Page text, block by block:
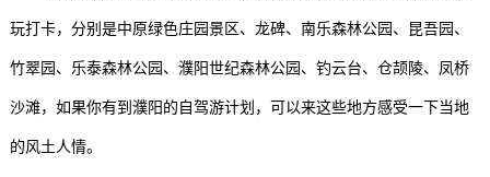
选车推荐
充电站
用车百科
玩打卡，分别是中原绿色庄园景区、龙碑、南乐森林公园、昆吾园、
竹翠园、乐泰森林公园、濮阳世纪森林公园、钓云台、仓颉陵、凤桥
沙滩，如果你有到濮阳的自驾游计划，可以来这些地方感受一下当地
的风土人情。